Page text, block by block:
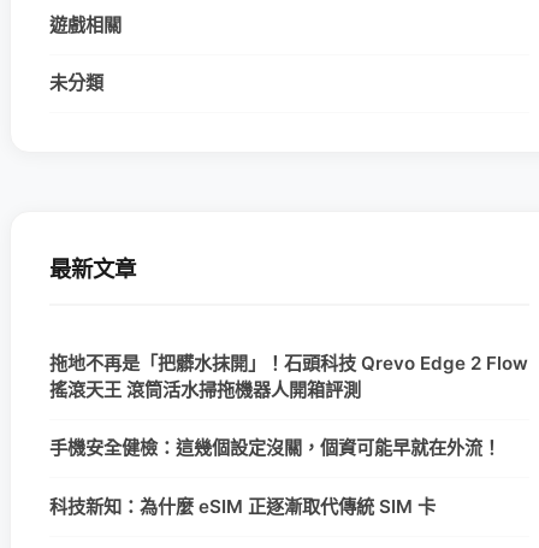
遊戲相關
未分類
最新文章
拖地不再是「把髒水抹開」！石頭科技 Qrevo Edge 2 Flow
搖滾天王 滾筒活水掃拖機器人開箱評測
手機安全健檢：這幾個設定沒關，個資可能早就在外流！
科技新知：為什麼 eSIM 正逐漸取代傳統 SIM 卡